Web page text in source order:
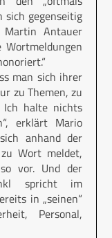
sich gegenseitig
Antauer
man sich ihrer
zu Themen, zu
Ich halte nichts
erklärt Mario
anhand der
Wort meldet,
vor. Und der
spricht im
in „seinen“
Personal,